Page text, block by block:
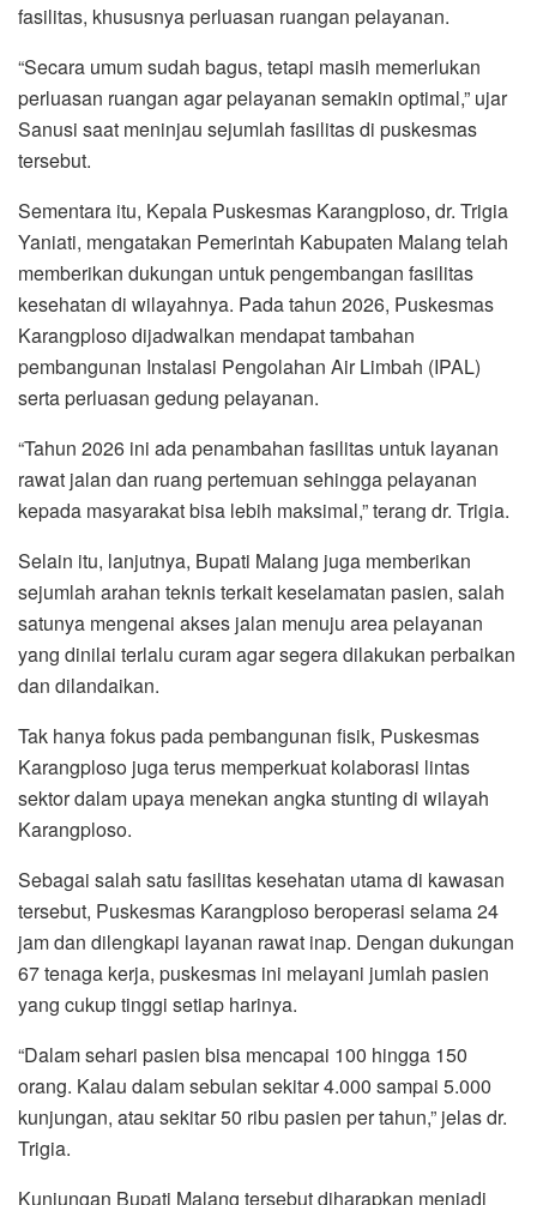
fasilitas, khususnya perluasan ruangan pelayanan.
“Secara umum sudah bagus, tetapi masih memerlukan
perluasan ruangan agar pelayanan semakin optimal,” ujar
Sanusi saat meninjau sejumlah fasilitas di puskesmas
tersebut.
Sementara itu, Kepala Puskesmas Karangploso, dr. Trigia
Yaniati, mengatakan Pemerintah Kabupaten Malang telah
memberikan dukungan untuk pengembangan fasilitas
kesehatan di wilayahnya. Pada tahun 2026, Puskesmas
Karangploso dijadwalkan mendapat tambahan
pembangunan Instalasi Pengolahan Air Limbah (IPAL)
serta perluasan gedung pelayanan.
“Tahun 2026 ini ada penambahan fasilitas untuk layanan
rawat jalan dan ruang pertemuan sehingga pelayanan
kepada masyarakat bisa lebih maksimal,” terang dr. Trigia.
Selain itu, lanjutnya, Bupati Malang juga memberikan
sejumlah arahan teknis terkait keselamatan pasien, salah
satunya mengenai akses jalan menuju area pelayanan
yang dinilai terlalu curam agar segera dilakukan perbaikan
dan dilandaikan.
Tak hanya fokus pada pembangunan fisik, Puskesmas
Karangploso juga terus memperkuat kolaborasi lintas
sektor dalam upaya menekan angka stunting di wilayah
Karangploso.
Sebagai salah satu fasilitas kesehatan utama di kawasan
tersebut, Puskesmas Karangploso beroperasi selama 24
jam dan dilengkapi layanan rawat inap. Dengan dukungan
67 tenaga kerja, puskesmas ini melayani jumlah pasien
yang cukup tinggi setiap harinya.
“Dalam sehari pasien bisa mencapai 100 hingga 150
orang. Kalau dalam sebulan sekitar 4.000 sampai 5.000
kunjungan, atau sekitar 50 ribu pasien per tahun,” jelas dr.
Trigia.
Kunjungan Bupati Malang tersebut diharapkan menjadi